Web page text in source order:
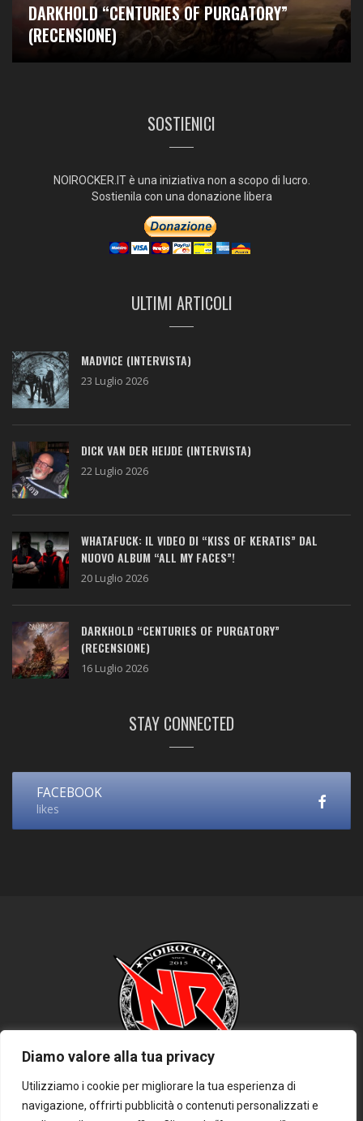
Diamo valore alla tua privacy
Utilizziamo i cookie per migliorare la tua esperienza di
navigazione, offrirti pubblicità o contenuti personalizzati e
DARKHOLD “CENTURIES OF PURGATORY”
(RECENSIONE)
SOSTIENICI
NOIROCKER.IT è una iniziativa non a scopo di lucro.
Sostienila con una donazione libera
ULTIMI ARTICOLI
MADVICE (INTERVISTA)
23 Luglio 2026
DICK VAN DER HEIJDE (INTERVISTA)
22 Luglio 2026
WHATAFUCK: IL VIDEO DI “KISS OF KERATIS” DAL
NUOVO ALBUM “ALL MY FACES”!
20 Luglio 2026
DARKHOLD “CENTURIES OF PURGATORY”
(RECENSIONE)
16 Luglio 2026
STAY CONNECTED
FACEBOOK
likes